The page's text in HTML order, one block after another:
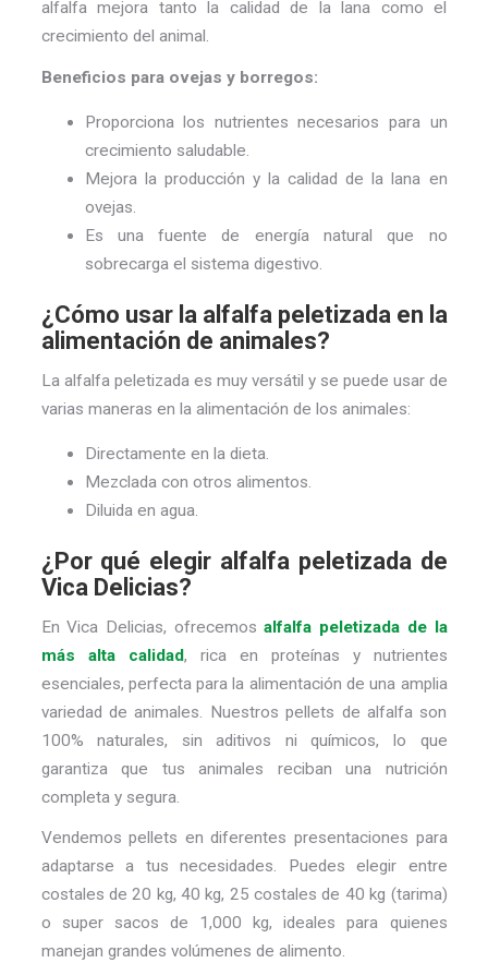
alfalfa mejora tanto la calidad de la lana como el
crecimiento del animal.
Beneficios para ovejas y borregos:
Proporciona los nutrientes necesarios para un
crecimiento saludable.
Mejora la producción y la calidad de la lana en
ovejas.
Es una fuente de energía natural que no
sobrecarga el sistema digestivo.
¿Cómo usar la alfalfa peletizada en la
alimentación de animales?
La alfalfa peletizada es muy versátil y se puede usar de
varias maneras en la alimentación de los animales:
Directamente en la dieta.
Mezclada con otros alimentos.
Diluida en agua.
¿Por qué elegir alfalfa peletizada de
Vica Delicias?
En Vica Delicias, ofrecemosalfalfa peletizada de la
más alta calidad, rica en proteínas y nutrientes
esenciales, perfecta para la alimentación de una amplia
variedad de animales. Nuestros pellets de alfalfa son
100% naturales, sin aditivos ni químicos, lo que
garantiza que tus animales reciban una nutrición
completa y segura.
Vendemos pellets en diferentes presentaciones para
adaptarse a tus necesidades. Puedes elegir entre
costales de 20 kg, 40 kg, 25 costales de 40 kg (tarima)
o super sacos de 1,000 kg, ideales para quienes
manejan grandes volúmenes de alimento.